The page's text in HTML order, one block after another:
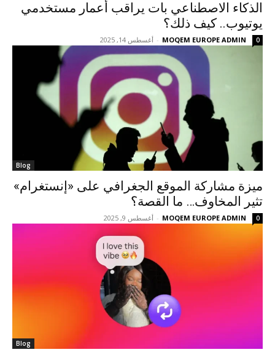
الذكاء الاصطناعي بات يراقب أعمار مستخدمي
يوتيوب.. كيف ذلك؟
MOQEM EUROPE ADMIN
- أغسطس 14, 2025 0
Blog
ميزة مشاركة الموقع الجغرافي على «إنستغرام»
تثير المخاوف… ما القصة؟
MOQEM EUROPE ADMIN
- أغسطس 9, 2025 0
Blog